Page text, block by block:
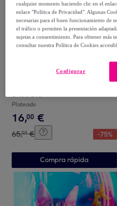
5477510
Plateado
16,00 €
65,00 € -75%
Compra rápida
cualquier momento haciendo clic en el
enlace "Política de Privacidad". Algunas
necesarias para el buen funcionamiento de
el tráfico o permiten la presentación
sujetas a consentimiento. Para obtener más
consultar nuestra Política de Cookies
Configurar